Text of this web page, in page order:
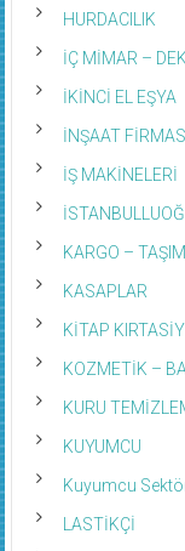
HURDACILIK
İÇ MİMAR –
İKİNCİ EL EŞYA
İNŞAAT FİRMASI
İŞ MAKİNELERİ
KARGO –
KASAPLAR
KİTAP
KOZMETİK –
KURU
KUYUMCU
Kuyumcu
LASTİKÇİ